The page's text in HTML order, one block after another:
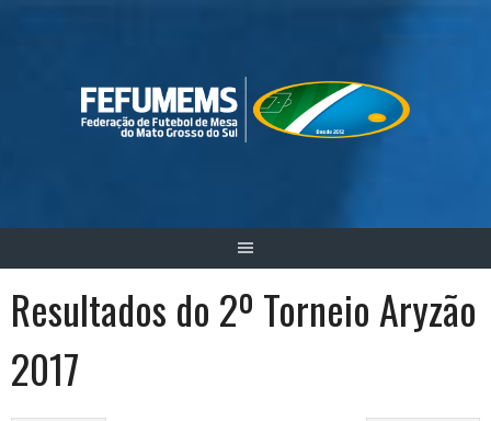
Resultados do 2º Torneio Aryzão
2017